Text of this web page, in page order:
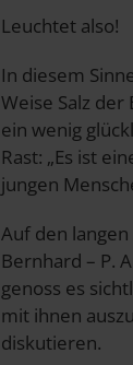
Leuchtet also!
In diesem
Weise Salz der
ein wenig
Rast: „Es ist
jungen
Auf den
Bernhard – P.
genoss es
mit ihnen
diskutieren.